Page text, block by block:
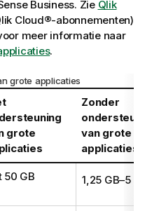
Business. Zie Qlik
Cloud®-abonnementen)
meer informatie naar
.
grote applicaties
grote
Zonder
ondersteuning
van grote
applicaties
50 GB 1,25 GB–5 GB